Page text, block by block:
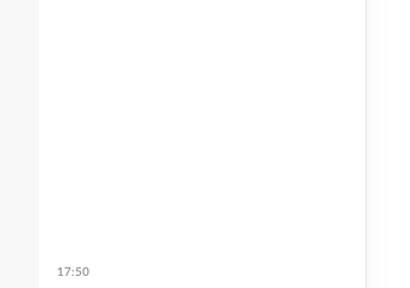
17:50